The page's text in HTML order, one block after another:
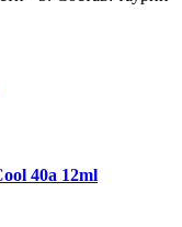
40a 12ml